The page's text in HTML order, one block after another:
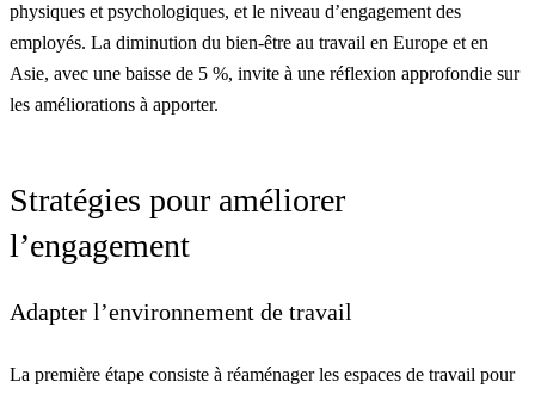
physiques et psychologiques, et le niveau d’engagement des
employés. La diminution du bien-être au travail en Europe et en
Asie, avec une baisse de 5 %, invite à une réflexion approfondie sur
les améliorations à apporter.
Stratégies pour améliorer
l’engagement
Adapter l’environnement de travail
La première étape consiste à réaménager les espaces de travail pour